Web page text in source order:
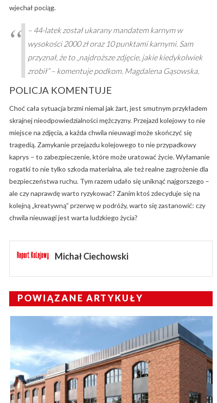
wjechał pociąg.
– 44-latek został ukarany mandatem karnym w
wysokości 2000 zł oraz 10 punktami karnymi. Sam
przyznał, że to „najdroższe zdjęcie, jakie kiedykolwiek
zrobił” – komentuje podkom. Magdalena Gąsowska.
POLICJA KOMENTUJE
Choć cała sytuacja brzmi niemal jak żart, jest smutnym przykładem
skrajnej nieodpowiedzialności mężczyzny. Przejazd kolejowy to nie
miejsce na zdjęcia, a każda chwila nieuwagi może skończyć się
tragedią. Zamykanie przejazdu kolejowego to nie przypadkowy
kaprys – to zabezpieczenie, które może uratować życie. Wyłamanie
rogatki to nie tylko szkoda materialna, ale też realne zagrożenie dla
bezpieczeństwa ruchu. Tym razem udało się uniknąć najgorszego –
ale czy naprawdę warto ryzykować? Zanim ktoś zdecyduje się na
kolejną „kreatywną” przerwę w podróży, warto się zastanowić: czy
chwila nieuwagi jest warta ludzkiego życia?
Michał Ciechowski
POWIĄZANE ARTYKUŁY